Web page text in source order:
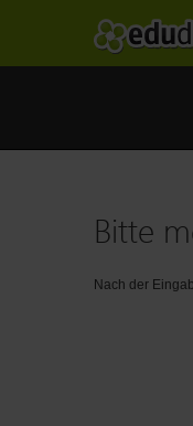
Bitte
Nach der